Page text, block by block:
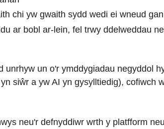
chi yw gwaith sydd wedi ei wneud
ar bobl ar-lein, fel trwy ddelweddau
unrhyw un o'r ymddygiadau negyddol
siŵr a yw AI yn gysylltiedig), cofiwch
neu'r defnyddiwr wrth y platfform